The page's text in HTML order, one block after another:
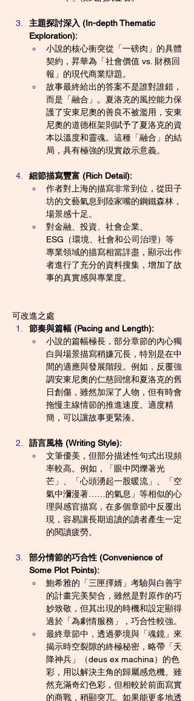
主題探討深入 (In-depth Thematic
Exploration):
小說的核心衝突從「一磅肉」的具體
契約，昇華為「社會價值 vs. 財務回
報」的現代商業辯題。
故事最終給出的答案不是誰對誰錯，
而是「融合」。夏洛克的風控能力保
護了安東尼奧的善良不被濫用，安東
尼奧的道德框架則賦予了夏洛克的資
本以溫度和靈魂。這種「融合」的結
局，具有極強的現實啟示意義。
細節描寫豐富 (Rich Detail):
作者對上海的描寫非常到位，從田子
坊的文藝氣息到陸家嘴的鋼鐵森林，
場景感十足。
對金融、投資、社會企業、
ESG（環境、社會和公司治理）等
專業領域的描寫相當詳盡，顯示出作
者進行了充分的資料搜集，增加了故
事的真實感與專業度。
可改進之處
節奏與篇幅 (Pacing and Length):
小說的篇幅極長，部分章節的內心獨
白與場景描寫稍嫌冗長，特別是在中
間的適應與發展階段。例如，反覆強
調安東尼奧的仁慈回憶和夏洛克的舊
日創傷，雖然加深了人物，但有時會
拖慢主線情節的推進速度。適度精
簡，可以讓故事更緊湊。
語言風格 (Writing Style):
文筆優美，但部分描述性句式出現頻
率較高。例如，「眼中閃爍著光
芒」、「心頭湧起一股暖流」、「空
氣中瀰漫著……的氣息」等相似的心
理與感官描寫，在多個章節中反覆出
現，容易讓長期追讀的讀者產生一定
的閱讀疲勞。
部分情節的巧合性 (Convenience of
Some Plot Points):
鮑希雅的「三匣擇婿」考驗與白善宇
的計畫完美契合，雖然是對原作的巧
妙致敬，但其出現的時機和設定顯得
過於「為劇情服務」，巧合性較強。
最終章節中，透過夢境與「魂鏡」來
揭示時空裂隙的終極秘密，略帶「天
降神兵」（deus ex machina）的色
彩，用以解決主角的歸屬感危機。雖
然充滿奇幻色彩，但相較於前面寫實
的商戰，稍顯突兀。如果能更多地透